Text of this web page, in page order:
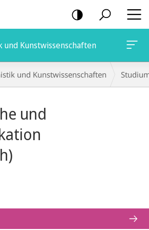
und Kunstwissenschaften
und Kunstwissenschaften
und